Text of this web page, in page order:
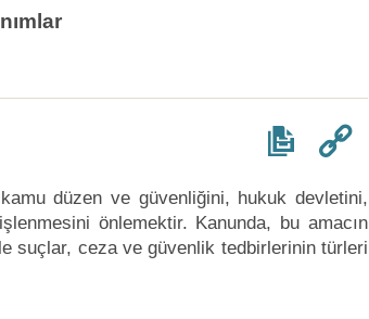
düzen ve güvenliğini, hukuk devletini,
önlemektir. Kanunda, bu amacın
suçlar, ceza ve güvenlik tedbirlerinin türleri